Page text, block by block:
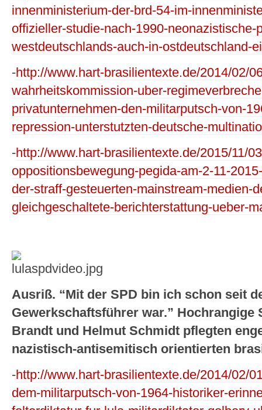
innenministerium-der-brd-54-im-
offizieller-studie-nach-1990-neonazistische-
westdeutschlands-auch-in-ostdeutschland-
-http://www.hart-brasilientexte.de/2014/02/
wahrheitskommission-uber-
privatunternehmen-den-militarputsch-von-
repression-unterstutzten-deutsche-
-http://www.hart-brasilientexte.de/2015/11/
oppositionsbewegung-pegida-am-2-11-
der-straff-gesteuerten-mainstream-medien-
gleichgeschaltete-berichterstattung-ueber-
Ausriß. “Mit der SPD bin ich schon seit
Gewerkschaftsführer war.” Hochrangige
Brandt und Helmut Schmidt pflegten
nazistisch-antisemitisch orientierten
-http://www.hart-brasilientexte.de/2014/02/
dem-militarputsch-von-1964-historiker-